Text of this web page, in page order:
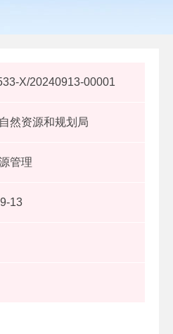
X/20240913-00001
然资源和规划局
管理
13